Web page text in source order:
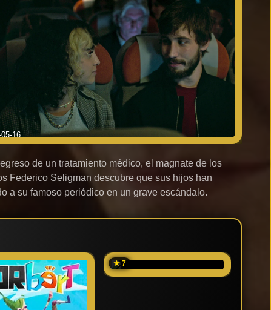
16
de un tratamiento médico, el magnate de los
Federico Seligman descubre que sus hijos han
a su famoso periódico en un grave escándalo.
★ 7